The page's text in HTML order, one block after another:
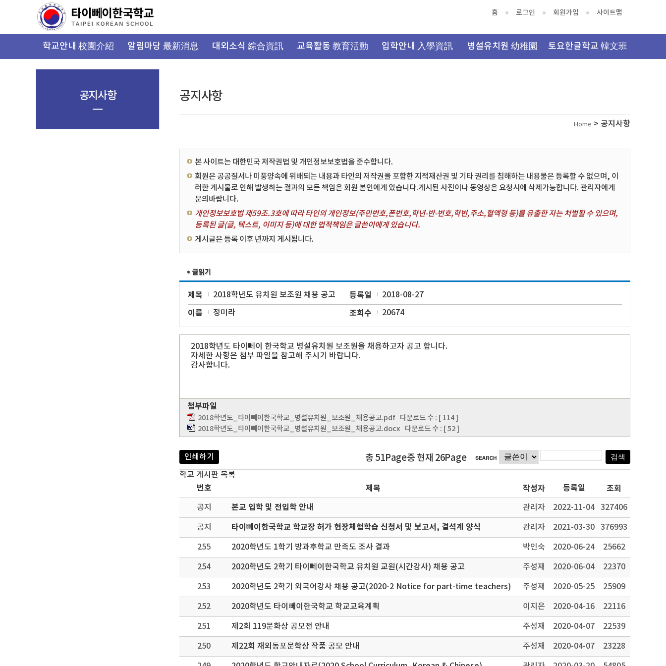
뉴
홈 로그인 회원가입 사이트맵
학교안내 校園介紹 알림마당 最新消息 대외소식 綜合資訊 교육활동 教育活動 입학안내 入學資訊 병설유치원 幼稚園 토요한글학교 韓文班
공지사항
Home > 공지사항
본 사이트는 대한민국 저작권법 및 개인정보보호법을 준수합니다.
회원은 공공질서나 미풍양속에 위배되는 내용과 타인의 저작권을 포함한 지적재산권 및 기타 권리를 침해하는 내용물은 등록할 수 없으며, 이
러한 게시물로 인해 발생하는 결과의 모든 책임은 회원 본인에게 있습니다.게시된 사진이나 동영상은 요청시에 삭제가능합니다. 관리자에게
문의바랍니다.
개인정보보호법 제59조.3호에 따라 타인의 개인정보(주민번호,폰번호,학년-반-번호,학번,주소,혈액형 등)를 유출한 자는 처벌될 수 있으며,
등록된 글(글, 텍스트, 이미지 등)에 대한 법적책임은 글쓴이에게 있습니다.
게시글은 등록 이후 년까지 게시됩니다.
제목 2018학년도 유치원 보조원 채용 공고 등록일 2018-08-27
이름 정미라 조회수 20674
2018학년도 타이뻬이 한국학교 병설유치원 보조원을 채용하고자 공고 합니다.
자세한 사항은 첨부 파일을 참고해 주시기 바랍니다.
감사합니다.
첨부파일
2018학년도_타이뻬이한국학교_병설유치원_보조원_채용공고.pdf 다운로드 수 : [ 114 ]
2018학년도_타이뻬이한국학교_병설유치원_보조원_채용공고.docx 다운로드 수 : [ 52 ]
인쇄하기 총 51Page중 현재 26Page
학교 게시판 목록
번호 제목 작성자 등록일 조회
공지 본교 입학 및 전입학 안내 관리자 2022-11-04 327406
공지 타이뻬이한국학교 학교장 허가 현장체험학습 신청서 및 보고서, 결석계 양식 관리자 2021-03-30 376993
255 2020학년도 1학기 방과후학교 만족도 조사 결과 박인숙 2020-06-24 25662
254 2020학년도 2학기 타이뻬이한국학교 유치원 교원(시간강사) 채용 공고 주성재 2020-06-04 22370
253 2020학년도 2학기 외국어강사 채용 공고(2020-2 Notice for part-time teachers) 주성재 2020-05-25 25909
252 2020학년도 타이뻬이한국학교 학교교육계획 이지은 2020-04-16 22116
251 제2회 119문화상 공모전 안내 주성재 2020-04-07 22539
250 제22회 재외동포문학상 작품 공모 안내 주성재 2020-04-07 23228
공지사항